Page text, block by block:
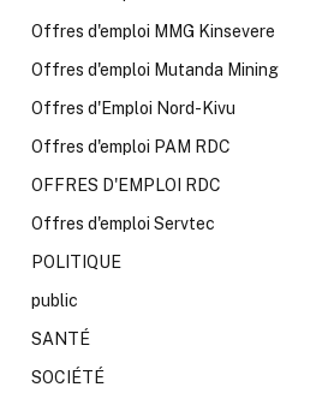
Offres d'emploi MMG Kinsevere
Offres d'emploi Mutanda Mining
Offres d'Emploi Nord-Kivu
Offres d'emploi PAM RDC
OFFRES D'EMPLOI RDC
Offres d'emploi Servtec
POLITIQUE
public
SANTÉ
SOCIÉTÉ